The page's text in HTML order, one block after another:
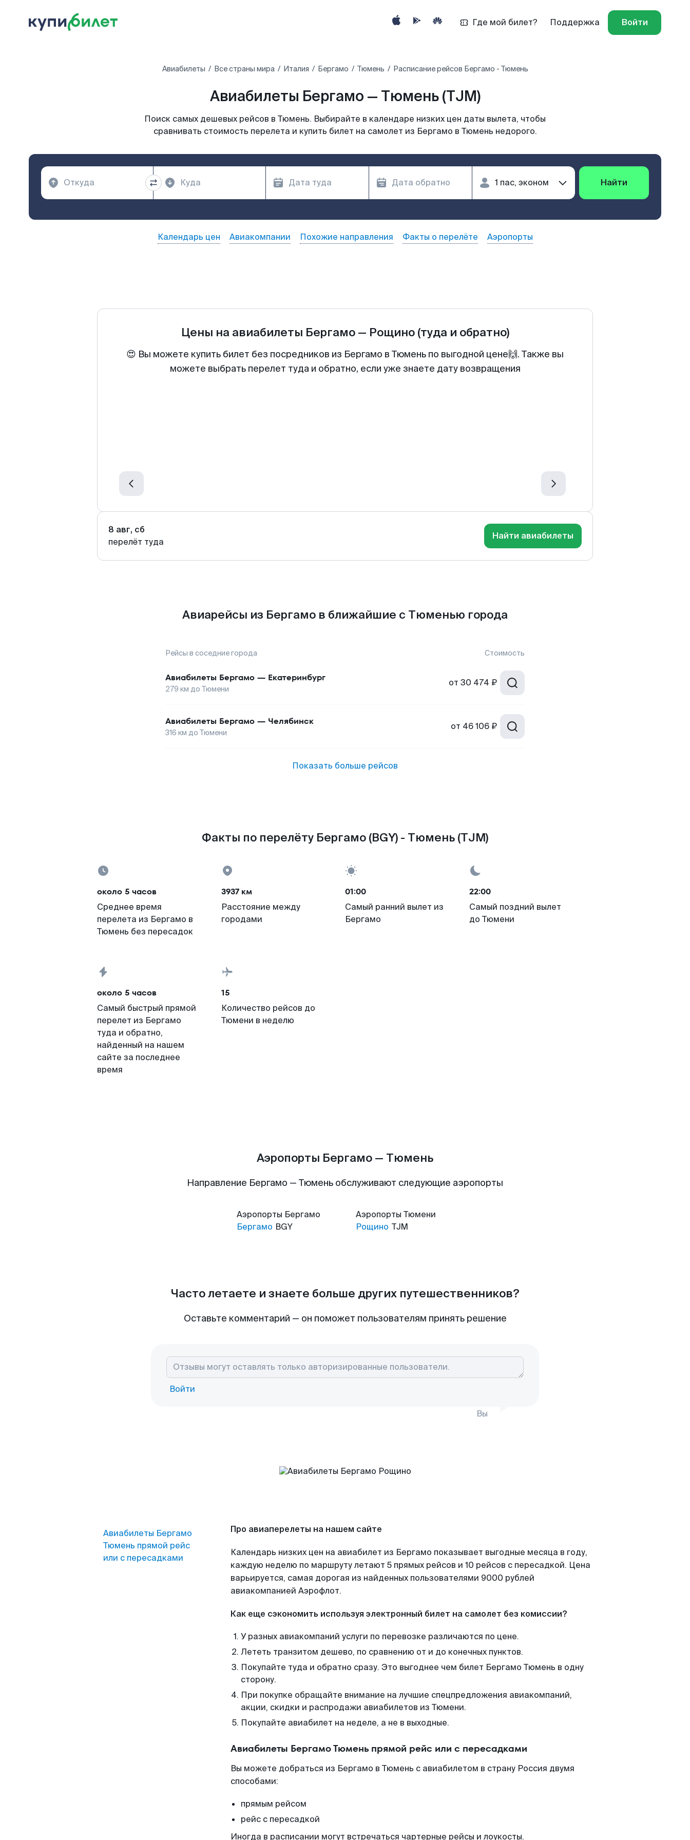
Где мой билет? Поддержка Войти
Авиабилеты Все страны мира Италия Бергамо Тюмень Расписание рейсов Бергамо - Тюмень
Авиабилеты Бергамо — Тюмень (TJM)
Поиск самых дешевых рейсов в Тюмень. Выбирайте в календаре низких цен даты вылета, чтобы
сравнивать стоимость перелета и купить билет на самолет из Бергамо в Тюмень недорого.
Найти
Календарь цен Авиакомпании Похожие направления Факты о перелёте Аэропорты
Цены на авиабилеты Бергамо— Рощино (туда и обратно)
😍 Вы можете купить билет без посредников из Бергамо в Тюмень по выгодной цене🙌. Также вы
можете выбрать перелет туда и обратно, если уже знаете дату возвращения
8 авг, сб
перелёт туда
Найти авиабилеты
Авиарейсы из Бергамо в ближайшие с Тюменью города
Рейсы в соседние города Стоимость
Авиабилеты Бергамо — Екатеринбург
279 км до Тюмени
от 30 474 ₽
Авиабилеты Бергамо — Челябинск
316 км до Тюмени
от 46 106 ₽
Показать больше рейсов
Факты по перелёту Бергамо (BGY) - Тюмень (TJM)
около 5 часов
Среднее время
перелета из Бергамо в
Тюмень без пересадок
3937 км
Расстояние между
городами
01:00
Самый ранний вылет из
Бергамо
22:00
Самый поздний вылет
до Тюмени
около 5 часов
Самый быстрый прямой
перелет из Бергамо
туда и обратно,
найденный на нашем
сайте за последнее
время
15
Количество рейсов до
Тюмени в неделю
Аэропорты Бергамо — Тюмень
Направление Бергамо — Тюмень обслуживают следующие аэропорты
Аэропорты Бергамо
Бергамо BGY
Аэропорты Тюмени
Рощино TJM
Часто летаете и знаете больше других путешественников?
Оставьте комментарий — он поможет пользователям принять решение
Войти
Вы
Авиабилеты Бергамо
Тюмень прямой рейс
или с пересадками
Про авиаперелеты на нашем сайте
Календарь низких цен на авиабилет из Бергамо показывает выгодные месяца в году,
каждую неделю по маршруту летают 5 прямых рейсов и 10 рейсов с пересадкой. Цена
варьируется, самая дорогая из найденных пользователями 9000 рублей
авиакомпанией Аэрофлот.
Как еще сэкономить используя электронный билет на самолет без комиссии?
У разных авиакомпаний услуги по перевозке различаются по цене.
Лететь транзитом дешево, по сравнению от и до конечных пунктов.
Покупайте туда и обратно сразу. Это выгоднее чем билет Бергамо Тюмень в одну
сторону.
При покупке обращайте внимание на лучшие спецпредложения авиакомпаний,
акции, скидки и распродажи авиабилетов из Тюмени.
Покупайте авиабилет на неделе, а не в выходные.
Авиабилеты Бергамо Тюмень прямой рейс или с пересадками
Вы можете добраться из Бергамо в Тюмень с авиабилетом в страну Россия двумя
способами:
прямым рейсом
рейс с пересадкой
Иногда в расписании могут встречаться чартерные рейсы и лоукосты.